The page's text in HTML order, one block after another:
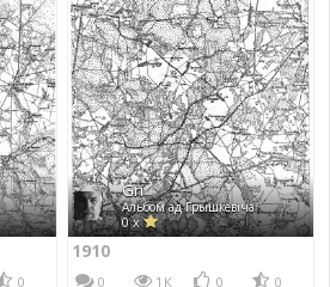
0
Gri
Альбом ад Грышкевіча
0 x
1910
0 1К 0 0